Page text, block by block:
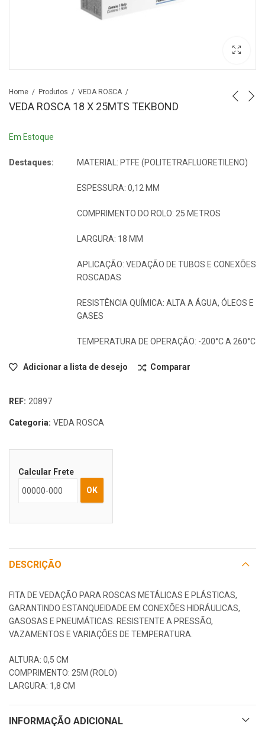
Home Produtos VEDA ROSCA
VEDA ROSCA 18 X 25MTS TEKBOND
Em Estoque
Destaques: MATERIAL: PTFE (POLITETRAFLUORETILENO)
ESPESSURA: 0,12 MM
COMPRIMENTO DO ROLO: 25 METROS
LARGURA: 18 MM
APLICAÇÃO: VEDAÇÃO DE TUBOS E CONEXÕES
ROSCADAS
RESISTÊNCIA QUÍMICA: ALTA A ÁGUA, ÓLEOS E
GASES
TEMPERATURA DE OPERAÇÃO: -200°C A 260°C
Adicionar a lista de desejo Comparar
REF: 20897
Categoria: VEDA ROSCA
Calcular Frete
OK
DESCRIÇÃO
FITA DE VEDAÇÃO PARA ROSCAS METÁLICAS E PLÁSTICAS,
GARANTINDO ESTANQUEIDADE EM CONEXÕES HIDRÁULICAS,
GASOSAS E PNEUMÁTICAS. RESISTENTE A PRESSÃO,
VAZAMENTOS E VARIAÇÕES DE TEMPERATURA.
ALTURA: 0,5 CM
COMPRIMENTO: 25M (ROLO)
LARGURA: 1,8 CM
INFORMAÇÃO ADICIONAL